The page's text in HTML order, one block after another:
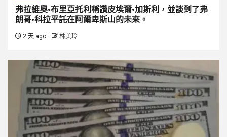
弗拉維奧·布里亞托利稱讚皮埃爾·加斯利，並談到了弗
朗哥·科拉平託在阿爾卑斯山的未來。
2 天 ago 林美玲